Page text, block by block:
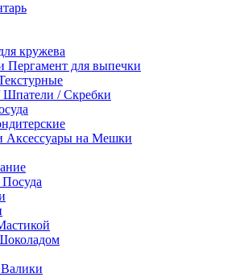
кружева
Пергамент для выпечки
Шпатели / Скребки
Аксессуары на Мешки